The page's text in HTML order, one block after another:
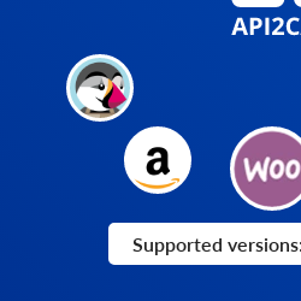
Supported